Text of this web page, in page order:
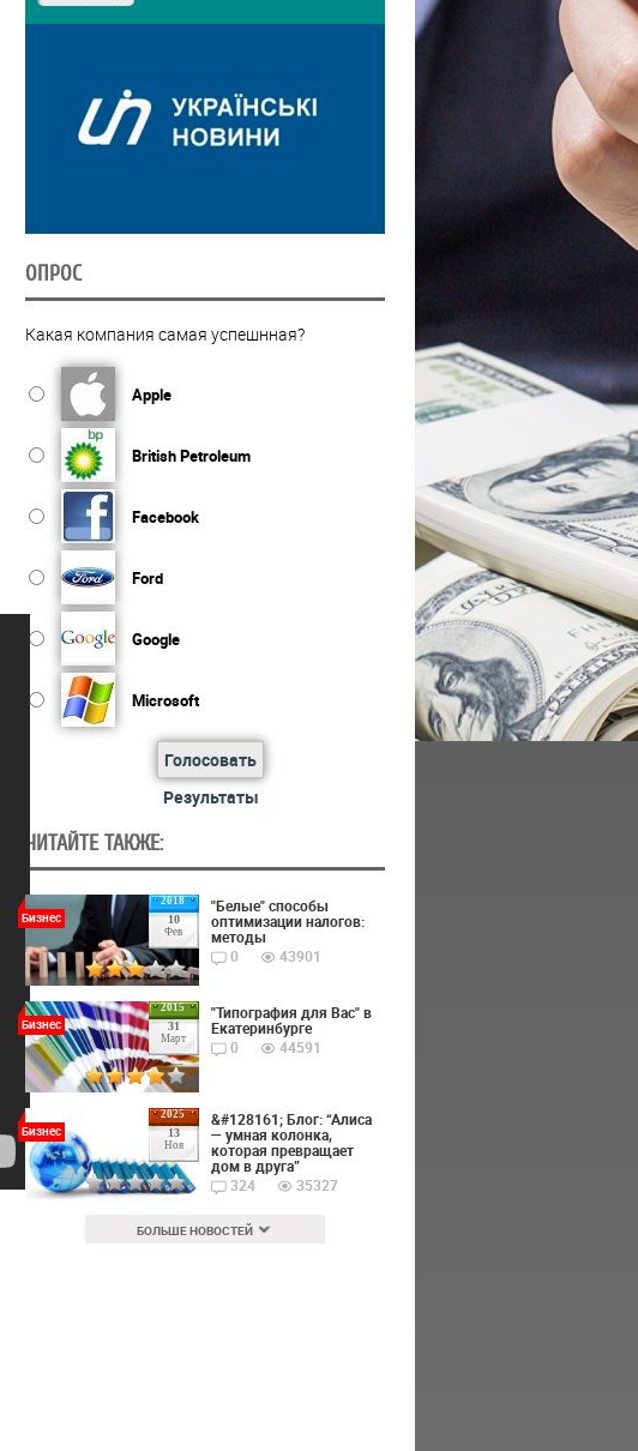
ОПРОС
Какая компания самая успешнная?
Apple
British Petroleum
Facebook
Ford
Google
Microsoft
Голосовать
Результаты
ЧИТАЙТЕ ТАКЖЕ:
2018
10
Фев
Бизнес
"Белые" способы
оптимизации налогов:
методы
0
43901
2015
31
Март
Бизнес
"Типография для Вас" в
Екатеринбурге
0
44591
2025
13
Ноя
Бизнес
&#128161; Блог: “Алиса
— умная колонка,
которая превращает
дом в друга”
324
35327
БОЛЬШЕ НОВОСТЕЙ